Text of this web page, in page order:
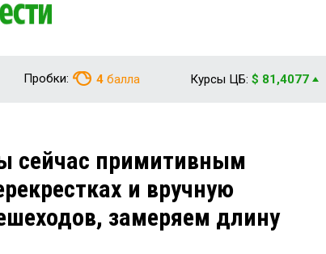
Пробки: 4 балла Курсы ЦБ: $ 81,4077
примитивным
и вручную
замеряем длину